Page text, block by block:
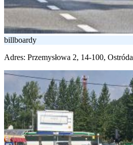
billboardy
Adres: Przemysłowa 2, 14-100, Ostróda